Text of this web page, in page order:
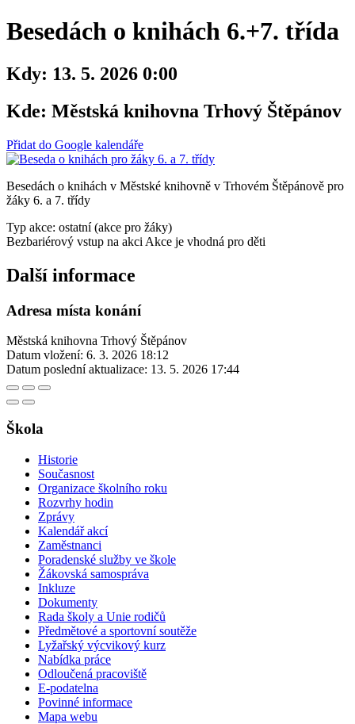
Besedách o knihách 6.+7. třída
Kdy: 13. 5. 2026 0:00
Kde: Městská knihovna Trhový Štěpánov
Přidat do Google kalendáře
Besedách o knihách v Městské knihovně v Trhovém Štěpánově pro
žáky 6. a 7. třídy
Typ akce: ostatní (akce pro žáky)
Bezbariérový vstup na akci Akce je vhodná pro děti
Další informace
Adresa místa konání
Městská knihovna Trhový Štěpánov
Datum vložení: 6. 3. 2026 18:12
Datum poslední aktualizace: 13. 5. 2026 17:44
Škola
Historie
Současnost
Organizace školního roku
Rozvrhy hodin
Zprávy
Kalendář akcí
Zaměstnanci
Poradenské služby ve škole
Žákovská samospráva
Inkluze
Dokumenty
Rada školy a Unie rodičů
Předmětové a sportovní soutěže
Lyžařský výcvikový kurz
Nabídka práce
Odloučená pracoviště
E-podatelna
Povinné informace
Mapa webu